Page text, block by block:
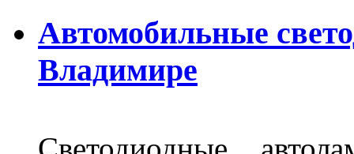
Автомобильные
Владимире